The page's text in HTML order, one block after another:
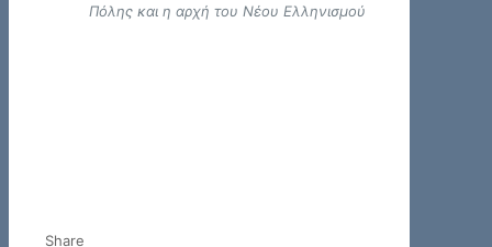
Πόλης και η αρχή του Νέου Ελληνισμού
Share